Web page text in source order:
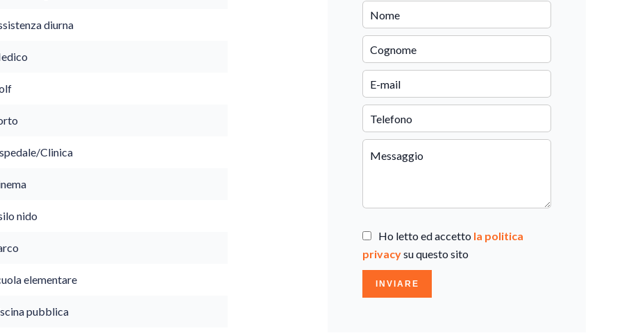
diurna
Clinica
nido
elementare
pubblica
Ho letto ed accetto la politica
privacysu questo sito
INVIARE